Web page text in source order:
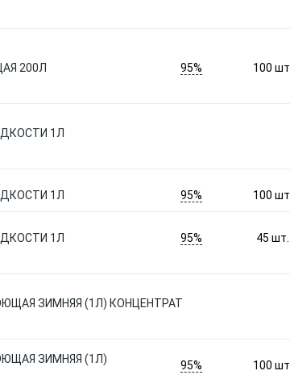
200Л
95% 100шт.
1Л
1Л 95% 100шт.
1Л 95% 45шт.
ЗИМНЯЯ (1Л) КОНЦЕНТРАТ
ЗИМНЯЯ (1Л)
95% 100шт.